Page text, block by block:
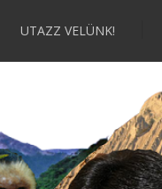
UTAZZ VELÜNK!